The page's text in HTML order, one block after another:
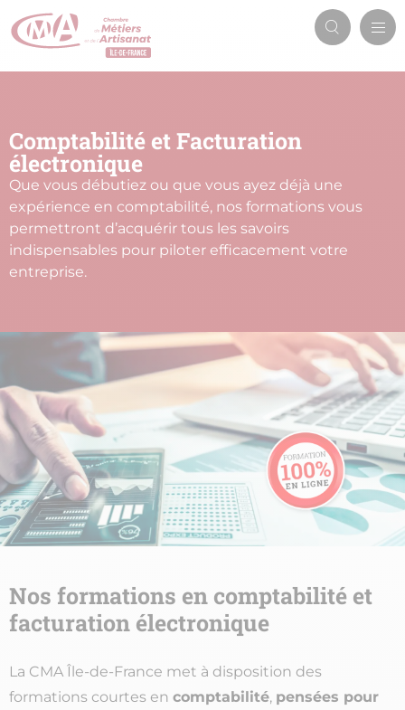
Aller
au
Comptabilité et Facturation
électronique
Que vous débutiez ou que vous ayez déjà une
expérience en comptabilité, nos formations vous
permettront d’acquérir tous les savoirs
indispensables pour piloter efficacement votre
entreprise.
Nos formations en comptabilité et
facturation électronique
La CMA Île-de-France met à disposition des
formations courtes en comptabilité, pensées pour